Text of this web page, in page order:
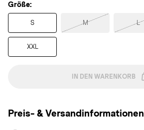
Größe:
S M L
XXL
IN DEN WARENKORB
Preis- & Versandinformationen